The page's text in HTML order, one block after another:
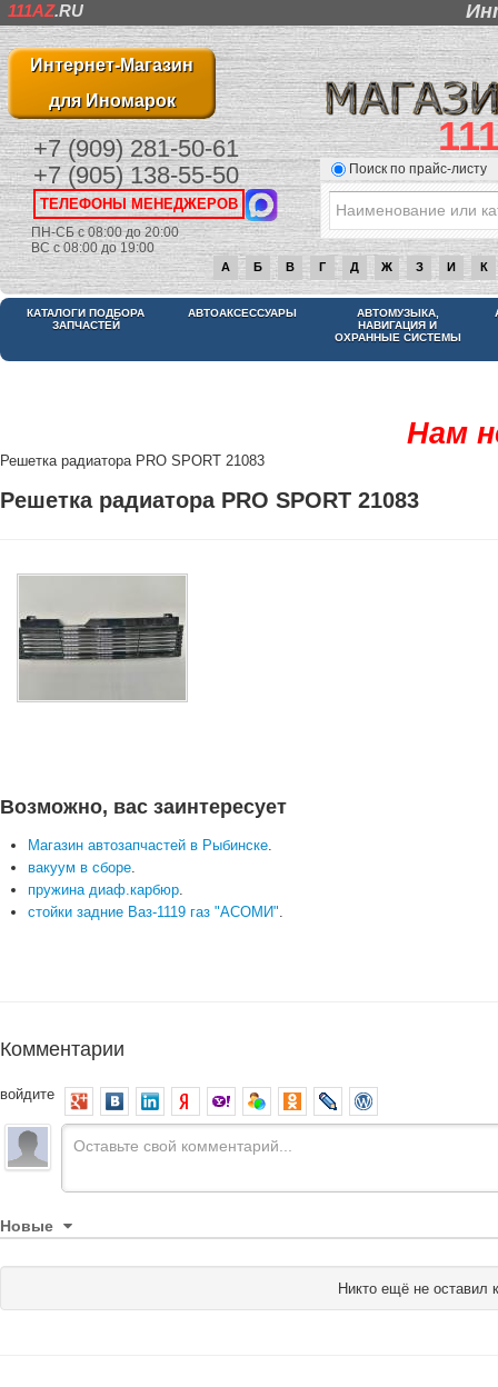
111AZ.RU
Интернет-Магазин
для Иномарок
+7 (909) 281-50-61
+7 (905) 138-55-50
ТЕЛЕФОНЫ МЕНЕДЖЕРОВ
ПН-СБ с 08:00 до 20:00
ВС с 08:00 до 19:00
Поиск по прайс-листу
А Б В Г Д Ж З И К
КАТАЛОГИ ПОДБОРА
ЗАПЧАСТЕЙ
АВТОАКСЕССУАРЫ
АВТОМУЗЫКА,
НАВИГАЦИЯ И
ОХРАННЫЕ СИСТЕМЫ
Нам
Решетка радиатора PRO SPORT 21083
Решетка радиатора PRO SPORT 21083
Возможно, вас заинтересует
Магазин автозапчастей в Рыбинске.
вакуум в сборе.
пружина диаф.карбюр.
стойки задние Ваз-1119 газ "АСОМИ".
Комментарии
войдите
Новые
Никто ещё не оставил